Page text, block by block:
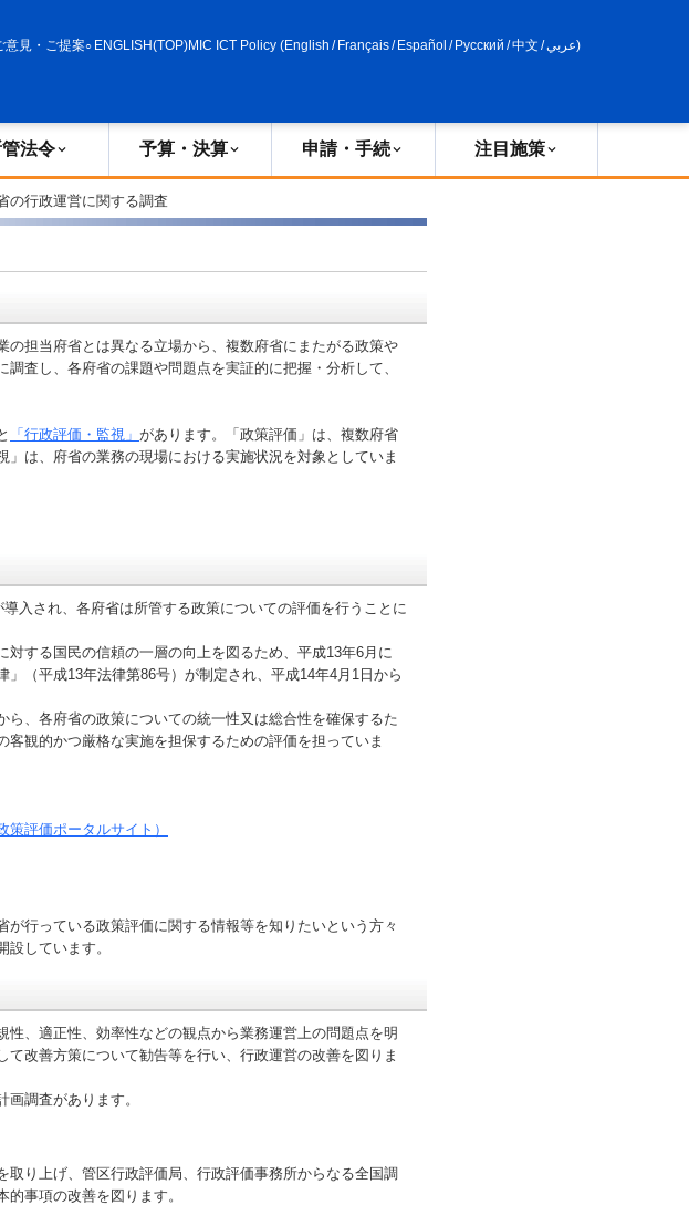
意見・ご提案 ENGLISH(TOP)MIC ICT Policy (English / Français/ Español / Русский /中文 /عربي)
管法令 予算・決算 申請・手続 注目施策
の行政運営に関する調査
担当府省とは異なる立場から、複数府省にまたがる政策や
査し、各府省の課題や問題点を実証的に把握・分析して、
「行政評価・監視」 があります。「政策評価」は、複数府省
は、府省の業務の現場における実施状況を対象としていま
入され、各府省は所管する政策についての評価を行うことに
する国民の信頼の一層の向上を図るため、平成13年6月に
（平成13年法律第86号）が制定され、平成14年4月1日から
、各府省の政策についての統一性又は総合性を確保するた
観的かつ厳格な実施を担保するための評価を担っていま
評価ポータルサイト）
行っている政策評価に関する情報等を知りたいという方々
設しています。
、適正性、効率性などの観点から業務運営上の問題点を明
て改善方策について勧告等を行い、行政運営の改善を図りま
調査があります。
り上げ、管区行政評価局、行政評価事務所からなる全国調
事項の改善を図ります。